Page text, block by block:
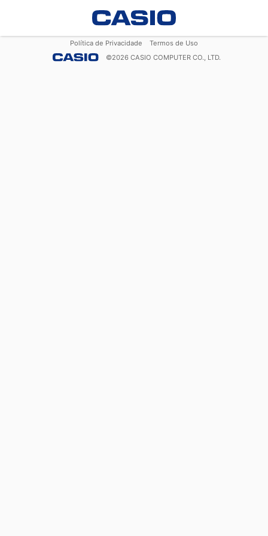
Política de Privacidade
Termos de Uso
©2026 CASIO COMPUTER CO., LTD.